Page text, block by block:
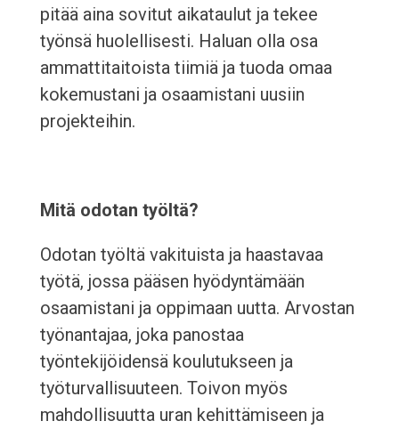
pitää aina sovitut aikataulut ja tekee
työnsä huolellisesti. Haluan olla osa
ammattitaitoista tiimiä ja tuoda omaa
kokemustani ja osaamistani uusiin
projekteihin.
Mitä odotan työltä?
Odotan työltä vakituista ja haastavaa
työtä, jossa pääsen hyödyntämään
osaamistani ja oppimaan uutta. Arvostan
työnantajaa, joka panostaa
työntekijöidensä koulutukseen ja
työturvallisuuteen. Toivon myös
mahdollisuutta uran kehittämiseen ja